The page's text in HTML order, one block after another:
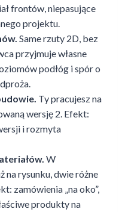
frontów, niepasujące
projektu.
Same rzuty 2D, bez
przyjmuje własne
podłóg i spór o
Ty pracujesz na
wersję 2. Efekt:
i rozmyta
W
na rysunku, dwie różne
zamówienia „na oko”,
produkty na